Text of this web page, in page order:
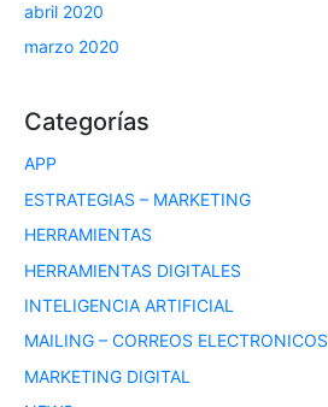
abril 2020
marzo 2020
Categorías
APP
ESTRATEGIAS – MARKETING
HERRAMIENTAS
HERRAMIENTAS DIGITALES
INTELIGENCIA ARTIFICIAL
MAILING – CORREOS ELECTRONICOS
MARKETING DIGITAL